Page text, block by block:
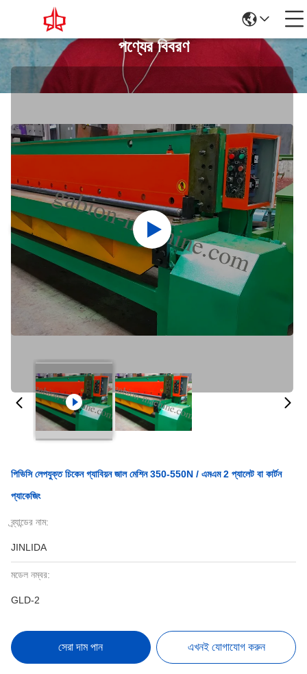
পণ্যের বিবরণ
পিভিসি লেপযুক্ত চিকেন গ্যাবিয়ন জাল মেশিন 350-550N / এমএম 2 প্যালেট বা কার্টন
প্যাকেজিং
ব্র্যান্ডের নাম:
JINLIDA
মডেল নম্বর:
GLD-2
সেরা দাম পান এখনই যোগাযোগ করুন